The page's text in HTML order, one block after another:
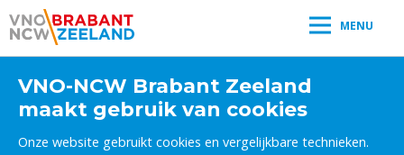
MENU
VNO-NCW Brabant Zeeland
maakt gebruik van cookies
Onze website gebruikt cookies en vergelijkbare technieken.